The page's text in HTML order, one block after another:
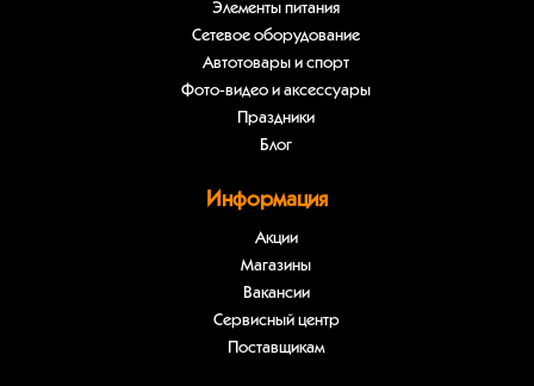
Элементы питания
Сетевое оборудование
Автотовары и спорт
Фото-видео и аксессуары
Праздники
Блог
Информация
Акции
Магазины
Вакансии
Сервисный центр
Поставщикам